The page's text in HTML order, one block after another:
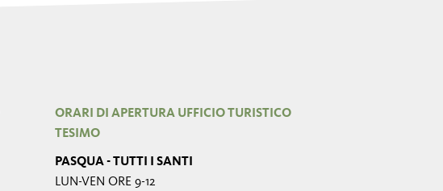
ORARI DI APERTURA UFFICIO TURISTICO
TESIMO
PASQUA - TUTTI I SANTI
LUN-VEN ORE 9-12